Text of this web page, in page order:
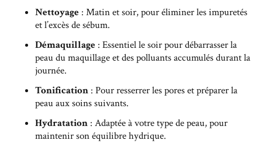
Nettoyage : Matin et soir, pour éliminer les impuretés
et l’excès de sébum.
Démaquillage : Essentiel le soir pour débarrasser la
peau du maquillage et des polluants accumulés durant la
journée.
Tonification : Pour resserrer les pores et préparer la
peau aux soins suivants.
Hydratation : Adaptée à votre type de peau, pour
maintenir son équilibre hydrique.